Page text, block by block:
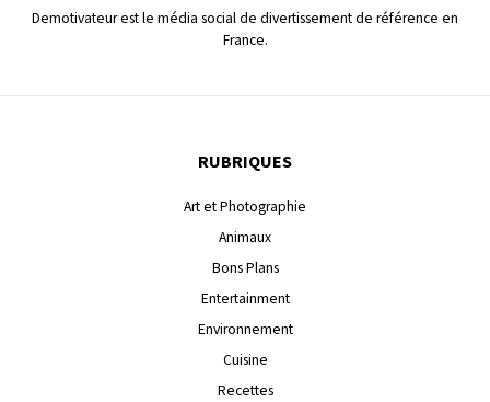
Demotivateur est le média social de divertissement de référence en
France.
RUBRIQUES
Art et Photographie
Animaux
Bons Plans
Entertainment
Environnement
Cuisine
Recettes